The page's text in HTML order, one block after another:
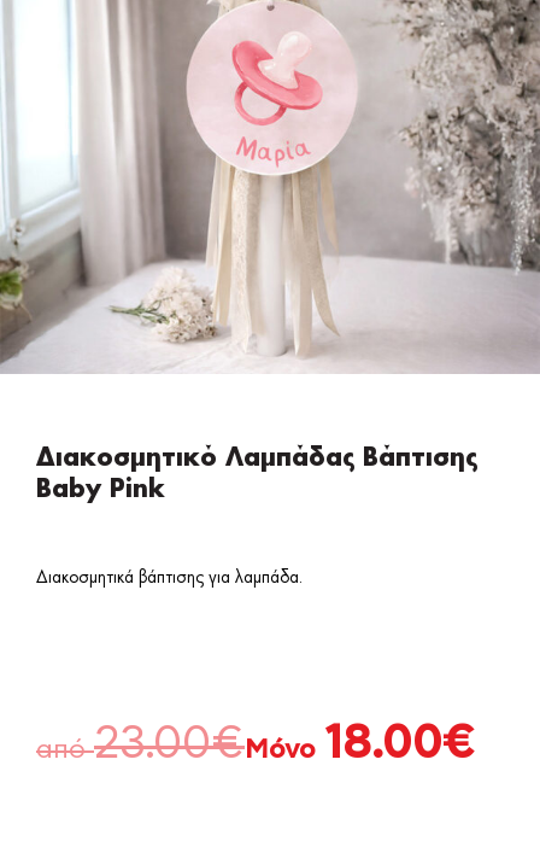
Διακοσμητικό Λαμπάδας Βάπτισης
Baby Pink
Διακοσμητικά βάπτισης για λαμπάδα.
από 23.00€ Μόνο 18.00€